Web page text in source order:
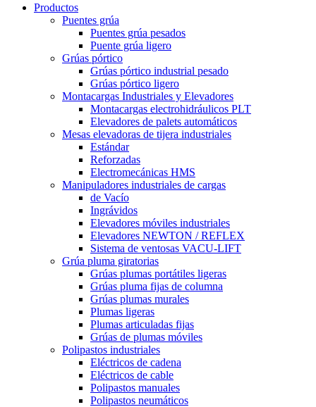
Productos
Puentes grúa
Puentes grúa pesados
Puente grúa ligero
Grúas pórtico
Grúas pórtico industrial pesado
Grúas pórtico ligero
Montacargas Industriales y Elevadores
Montacargas electrohidráulicos PLT
Elevadores de palets automáticos
Mesas elevadoras de tijera industriales
Estándar
Reforzadas
Electromecánicas HMS
Manipuladores industriales de cargas
de Vacío
Ingrávidos
Elevadores móviles industriales
Elevadores NEWTON / REFLEX
Sistema de ventosas VACU-LIFT
Grúa pluma giratorias
Grúas plumas portátiles ligeras
Grúas pluma fijas de columna
Grúas plumas murales
Plumas ligeras
Plumas articuladas fijas
Grúas de plumas móviles
Polipastos industriales
Eléctricos de cadena
Eléctricos de cable
Polipastos manuales
Polipastos neumáticos